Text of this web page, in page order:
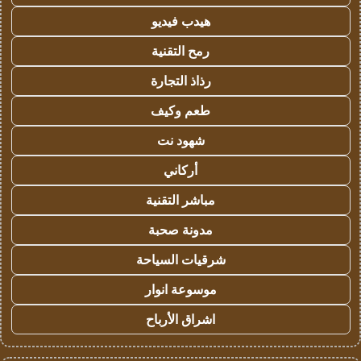
هيدب فيديو
رمح التقنية
رذاذ التجارة
طعم وكيف
شهود نت
أركاني
مباشر التقنية
مدونة صحبة
شرقيات السياحة
موسوعة انوار
اشراق الأرباح